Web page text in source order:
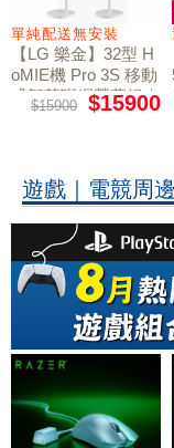
禮
單純配送無安裝
【LG 樂金】32型 H
oMIE機 Pro 3S 移動
式智慧聯網螢幕組｜
單純配送
$15900 $15900
遊戲｜電競周邊